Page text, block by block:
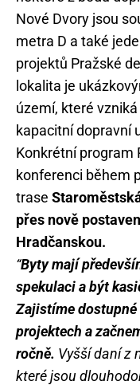
Nové Dvory jsou
metra D a také
projektů Pražské
lokalita je
území, které
kapacitní dopravní
Konkrétní program
konferenci během
trase
přes nově
Hradčanskou.
“Byty mají
spekulaci a být
Zajistíme
projektech a
ročně. Vyšší daní z
které jsou